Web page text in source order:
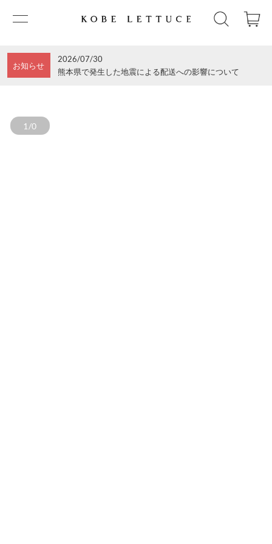
お知らせ
2026/07/30
熊本県で発生した地震による配送への影響について
1/0